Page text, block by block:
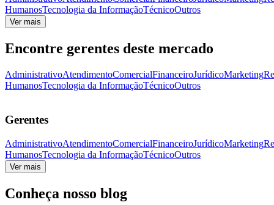
HumanosTecnologia da InformaçãoTécnicoOutros
Ver mais
Encontre gerentes deste mercado
AdministrativoAtendimentoComercialFinanceiroJurídicoMarketing
HumanosTecnologia da InformaçãoTécnicoOutros
Gerentes
AdministrativoAtendimentoComercialFinanceiroJurídicoMarketing
HumanosTecnologia da InformaçãoTécnicoOutros
Ver mais
Conheça nosso blog